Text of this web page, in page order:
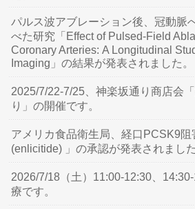
パルス波アブレーション後、冠動脈
べた研究「Effect of Pulsed-Field
Coronary Arteries: A Longitudinal
Imaging」の結果が発表されました。
2025/7/22-7/25、神楽坂通り商店会
り」の開催です。
アメリカ食品衛生局、経口PCSK9阻
(enlicitide) 」の承認が発表されました
2026/7/18（土）11:00-12:30、
療です。